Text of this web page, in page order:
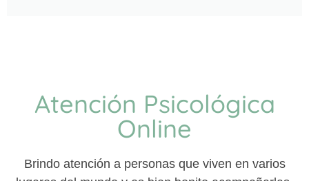
Atención Psicológica
Online
lugares del mundo y es bien bonito acompañarlas,